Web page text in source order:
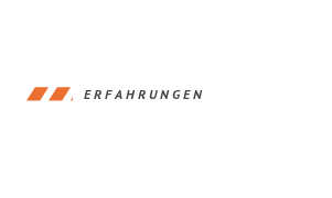
ERFAHRUNGEN